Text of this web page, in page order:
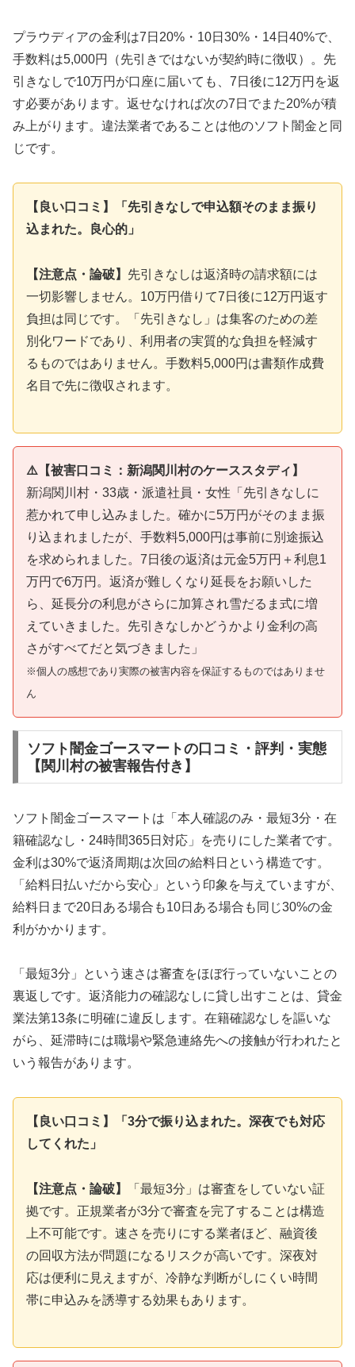
プラウディアの金利は7日20%・10日30%・14日40%で、
手数料は5,000円（先引きではないが契約時に徴収）。先
引きなしで10万円が口座に届いても、7日後に12万円を返
す必要があります。返せなければ次の7日でまた20%が積
み上がります。違法業者であることは他のソフト闇金と同
じです。
【良い口コミ】「先引きなしで申込額そのまま振り
込まれた。良心的」
【注意点・論破】 先引きなしは返済時の請求額には
一切影響しません。10万円借りて7日後に12万円返す
負担は同じです。「先引きなし」は集客のための差
別化ワードであり、利用者の実質的な負担を軽減す
るものではありません。手数料5,000円は書類作成費
名目で先に徴収されます。
⚠️【被害口コミ：新潟関川村のケーススタディ】
新潟関川村・33歳・派遣社員・女性「先引きなしに
惹かれて申し込みました。確かに5万円がそのまま振
り込まれましたが、手数料5,000円は事前に別途振込
を求められました。7日後の返済は元金5万円＋利息1
万円で6万円。返済が難しくなり延長をお願いした
ら、延長分の利息がさらに加算され雪だるま式に増
えていきました。先引きなしかどうかより金利の高
さがすべてだと気づきました」
※個人の感想であり実際の被害内容を保証するものではありませ
ん
ソフト闇金ゴースマートの口コミ・評判・実態
【関川村の被害報告付き】
ソフト闇金ゴースマートは「本人確認のみ・最短3分・在
籍確認なし・24時間365日対応」を売りにした業者です。
金利は30%で返済周期は次回の給料日という構造です。
「給料日払いだから安心」という印象を与えていますが、
給料日まで20日ある場合も10日ある場合も同じ30%の金
利がかかります。
「最短3分」という速さは審査をほぼ行っていないことの
裏返しです。返済能力の確認なしに貸し出すことは、貸金
業法第13条に明確に違反します。在籍確認なしを謳いな
がら、延滞時には職場や緊急連絡先への接触が行われたと
いう報告があります。
【良い口コミ】「3分で振り込まれた。深夜でも対応
してくれた」
【注意点・論破】
「最短3分」は審査をしていない証
拠です。正規業者が3分で審査を完了することは構造
上不可能です。速さを売りにする業者ほど、融資後
の回収方法が問題になるリスクが高いです。深夜対
応は便利に見えますが、冷静な判断がしにくい時間
帯に申込みを誘導する効果もあります。